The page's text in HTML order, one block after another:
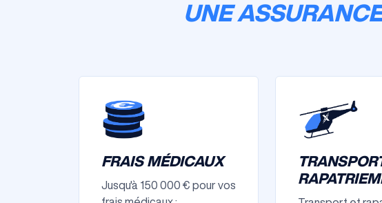
UNE
FRAIS MÉDICAUX
Jusqu'à 150 000 € pour vos